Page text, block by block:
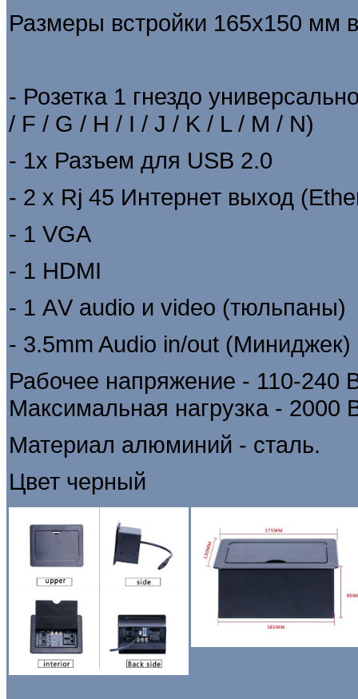
Размеры встройки 165х150
- Розетка 1 гнездо
/ F / G / H / I / J / K / L / M / N)
- 1х Разъем для USB 2.0
- 2 х Rj 45 Интернет выход
- 1 VGA
- 1 HDMI
- 1 АV audio и video (тюльпаны)
- 3.5mm Audio in/out (Миниджек)
Рабочее напряжение - 110-240
Максимальная нагрузка - 2000
Материал алюминий - сталь.
Цвет черный